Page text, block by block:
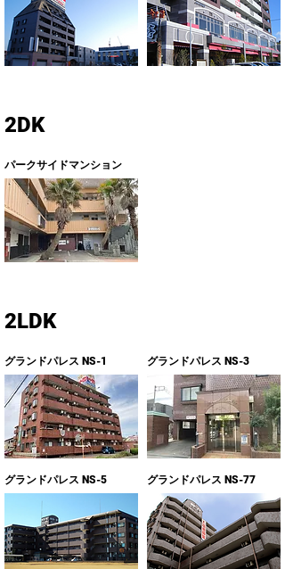
2DK
​パークサイドマンション
2LDK
グランドパレス NS-1
グランドパレス NS-5
グランドパレス NS-3
グランドパレス NS-77